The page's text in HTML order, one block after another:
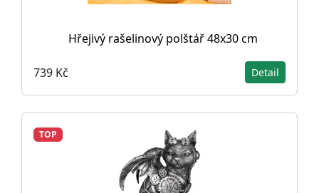
Hřejivý rašelinový polštář 48x30 cm
739 Kč Detail
TOP